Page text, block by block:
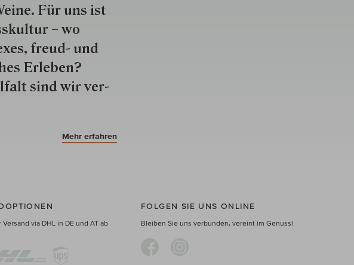
Für uns ist
– wo
freud- und
Er­le­ben?
sind wir ver­
Mehr erfahren
Versand via DHL in DE und AT ab
FOLGEN SIE UNS ONLINE
Bleiben Sie uns verbunden, vereint im Genuss!